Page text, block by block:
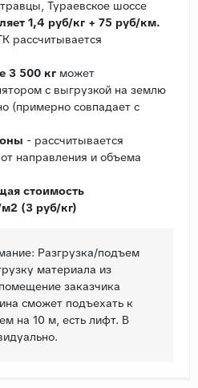
Тураевское шоссе
1,4 руб/кг + 75 руб/км.
рассчитывается
3 500 кг может
с выгрузкой на землю
(примерно совпадает с
- рассчитывается
направления и объема
стоимость
(3 руб/кг)
Разгрузка/подъем
материала из
заказчика
сможет подъехать к
на 10 м, есть лифт. В